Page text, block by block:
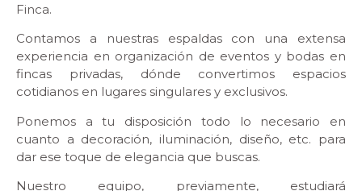
Finca.
Contamos a nuestras espaldas con una extensa
experiencia en organización de eventos y bodas en
fincas privadas, dónde convertimos espacios
cotidianos en lugares singulares y exclusivos.
Ponemos a tu disposición todo lo necesario en
cuanto a decoración, iluminación, diseño, etc. para
dar ese toque de elegancia que buscas.
Nuestro equipo, previamente, estudiará